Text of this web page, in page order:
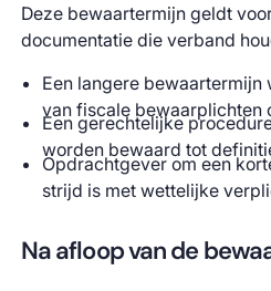
Deze bewaartermijn geldt
documentatie die verband
Een langere
van fiscale
Een gerechtelijke
worden bewaard tot
Opdrachtgever om een
strijd is met wettelijke
Na afloop van de